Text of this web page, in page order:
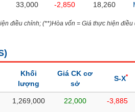
33,000 -2,850 18,260
điều chỉnh; (**)Hòa vốn = Giá thực hiện điều
)
Khối
lượng
Giá CK cơ
sở
S-X*
1,269,000 22,000 -3,885